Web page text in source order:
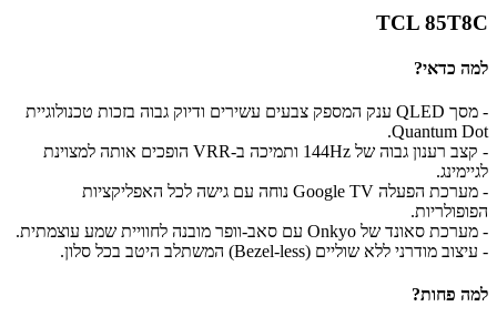
TCL 85T8C
למה כדאי?
- מסך QLED ענק המספק צבעים עשירים ודיוק גבוה בזכות טכנולוגיית
Quantum Dot.
- קצב רענון גבוה של 144Hz ותמיכה ב-VRR הופכים אותה למצוינת
לגיימינג.
- מערכת הפעלה Google TV נוחה עם גישה לכל האפליקציות
הפופולריות.
- מערכת סאונד של Onkyo עם סאב-וופר מובנה לחוויית שמע עוצמתית.
- עיצוב מודרני ללא שוליים (Bezel-less) המשתלב היטב בכל סלון.
למה פחות?